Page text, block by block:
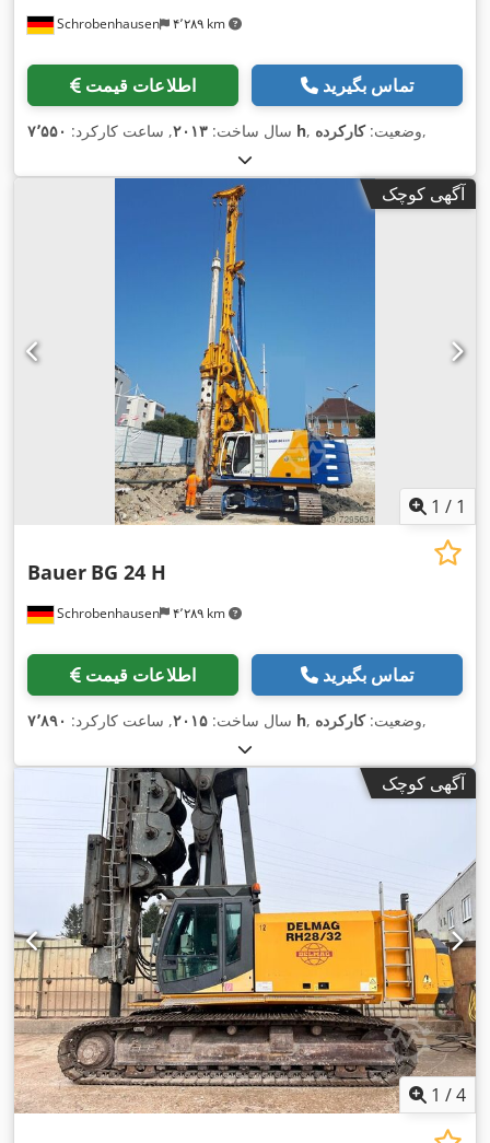
Schrobenhausen ۴٬۲۸۹ km
اطلاعات قیمت تماس بگیرید
سال ساخت: ۲۰۱۳, ساعت کارکرد: ۷٬۵۵۰ h , وضعیت:کارکرده ,
آگهی کوچک
1 / 1
Schrobenhausen ۴٬۲۸۹ km
Bauer BG 24 H
اطلاعات قیمت تماس بگیرید
سال ساخت: ۲۰۱۵, ساعت کارکرد: ۷٬۸۹۰ h , وضعیت:کارکرده ,
آگهی کوچک
1 /4